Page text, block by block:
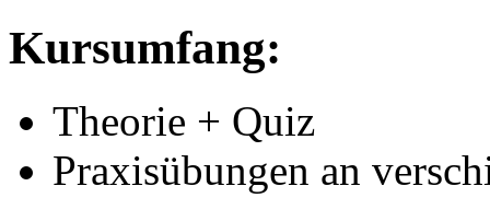
Kursumfang:
Theorie + Quiz
Praxisübungen an